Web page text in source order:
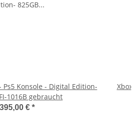
Ps5 Konsole - Digital Edition-
1016B gebraucht
395,00 € *
Xbox